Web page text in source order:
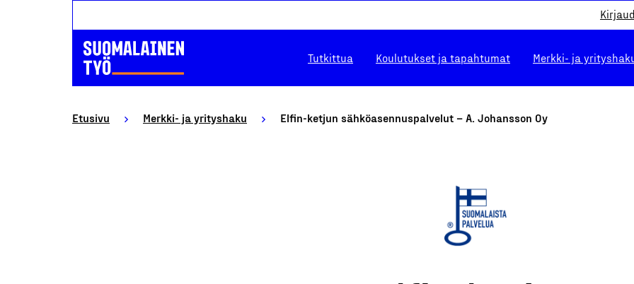
Tutkittua Koulutukset ja tapahtumat Merkki- ja
Etusivu Merkki- ja yrityshaku Elfin-ketjun sähköasennuspalvelut – A. Johansson Oy